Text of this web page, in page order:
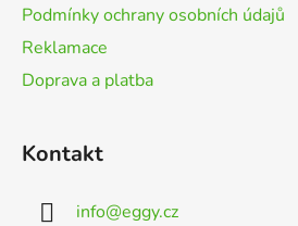
Podmínky ochrany osobních údajů
Reklamace
Doprava a platba
Kontakt
info@eggy.cz